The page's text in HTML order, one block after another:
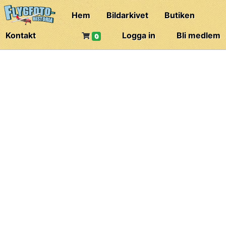
Hem Bildarkivet
Butiken
Kontakt
Bli medlem
Logga in
0